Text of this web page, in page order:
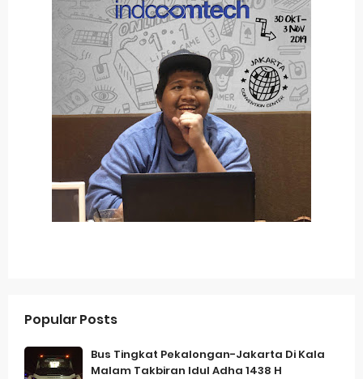
Popular Posts
Bus Tingkat Pekalongan-Jakarta Di Kala
Malam Takbiran Idul Adha 1438 H